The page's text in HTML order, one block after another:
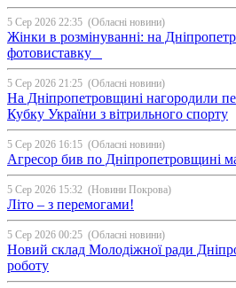
5 Сер 2026 22:35 (Обласні новини)
Жінки в розмінуванні: на
фотовиставку
5 Сер 2026 21:25 (Обласні новини)
На Дніпропетровщині нагородили
Кубку України з вітрильного спорту
5 Сер 2026 16:15 (Обласні новини)
Агресор бив по Дніпропетровщині
5 Сер 2026 15:32 (Новини Покрова)
Літо – з перемогами!
5 Сер 2026 00:25 (Обласні новини)
Новий склад Молодіжної ради
роботу